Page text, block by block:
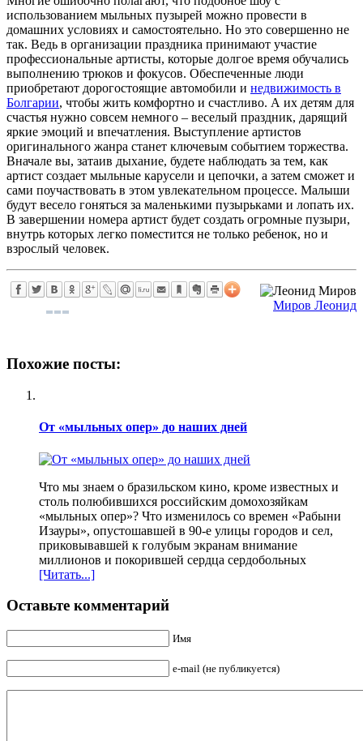
использованием мыльных пузырей можно провести в
домашних условиях и самостоятельно. Но это совершенно не
так. Ведь в организации праздника принимают участие
профессиональные артисты, которые долгое время обучались
выполнению трюков и фокусов. Обеспеченные люди
приобретают дорогостоящие автомобили и недвижимость в
Болгарии, чтобы жить комфортно и счастливо. А их детям для
счастья нужно совсем немного – веселый праздник, дарящий
яркие эмоций и впечатления. Выступление артистов
оригинального жанра станет ключевым событием торжества.
Вначале вы, затаив дыхание, будете наблюдать за тем, как
артист создает мыльные карусели и цепочки, а затем сможет и
сами поучаствовать в этом увлекательном процессе. Малыши
будут весело гоняться за маленькими пузырьками и лопать их.
В завершении номера артист будет создать огромные пузыри,
внутрь которых легко поместится не только ребенок, но и
взрослый человек.
Миров Леонид
Похожие посты:
От «мыльных опер» до наших дней
Что мы знаем о бразильском кино, кроме известных и
столь полюбившихся российским домохозяйкам
«мыльных опер»? Что изменилось со времен «Рабыни
Изауры», опустошавшей в 90-е улицы городов и сел,
приковывавшей к голубым экранам внимание
миллионов и покорившей сердца сердобольных
[Читать...]
Оставьте комментарий
Имя
e-mail (не публикуется)